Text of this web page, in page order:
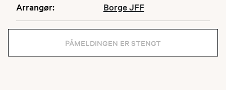
Arrangør: Borge JFF
PÅMELDINGEN ER STENGT